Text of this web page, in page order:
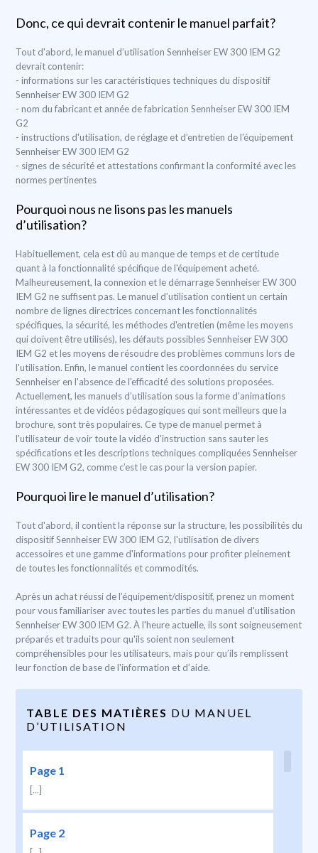
Donc, ce qui devrait contenir le manuel parfait?
Tout d'abord, le manuel d’utilisation Sennheiser EW 300 IEM G2
devrait contenir:
- informations sur les caractéristiques techniques du dispositif
Sennheiser EW 300 IEM G2
- nom du fabricant et année de fabrication Sennheiser EW 300 IEM
G2
- instructions d'utilisation, de réglage et d’entretien de l'équipement
Sennheiser EW 300 IEM G2
- signes de sécurité et attestations confirmant la conformité avec les
normes pertinentes
Pourquoi nous ne lisons pas les manuels
d’utilisation?
Habituellement, cela est dû au manque de temps et de certitude
quant à la fonctionnalité spécifique de l'équipement acheté.
Malheureusement, la connexion et le démarrage Sennheiser EW 300
IEM G2 ne suffisent pas. Le manuel d’utilisation contient un certain
nombre de lignes directrices concernant les fonctionnalités
spécifiques, la sécurité, les méthodes d'entretien (même les moyens
qui doivent être utilisés), les défauts possibles Sennheiser EW 300
IEM G2 et les moyens de résoudre des problèmes communs lors de
l'utilisation. Enfin, le manuel contient les coordonnées du service
Sennheiser en l'absence de l'efficacité des solutions proposées.
Actuellement, les manuels d’utilisation sous la forme d'animations
intéressantes et de vidéos pédagogiques qui sont meilleurs que la
brochure, sont très populaires. Ce type de manuel permet à
l'utilisateur de voir toute la vidéo d'instruction sans sauter les
spécifications et les descriptions techniques compliquées Sennheiser
EW 300 IEM G2, comme c’est le cas pour la version papier.
Pourquoi lire le manuel d’utilisation?
Tout d'abord, il contient la réponse sur la structure, les possibilités du
dispositif Sennheiser EW 300 IEM G2, l'utilisation de divers
accessoires et une gamme d'informations pour profiter pleinement
de toutes les fonctionnalités et commodités.
Après un achat réussi de l’équipement/dispositif, prenez un moment
pour vous familiariser avec toutes les parties du manuel d'utilisation
Sennheiser EW 300 IEM G2. À l'heure actuelle, ils sont soigneusement
préparés et traduits pour qu'ils soient non seulement
compréhensibles pour les utilisateurs, mais pour qu’ils remplissent
leur fonction de base de l'information et d’aide.
TABLE DES MATIÈRES DU MANUEL
D’UTILISATION
Page 1
[...]
Page 2